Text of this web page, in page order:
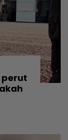
perut